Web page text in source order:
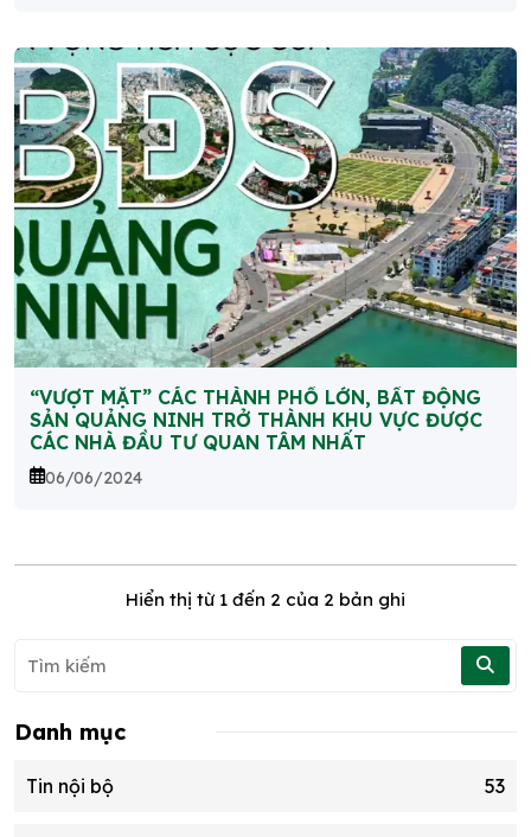
“VƯỢT MẶT” CÁC THÀNH PHỐ LỚN, BẤT ĐỘNG
SẢN QUẢNG NINH TRỞ THÀNH KHU VỰC ĐƯỢC
CÁC NHÀ ĐẦU TƯ QUAN TÂM NHẤT
06/06/2024
Hiển thị từ 1 đến 2 của 2 bản ghi
Danh mục
Tin nội bộ 53